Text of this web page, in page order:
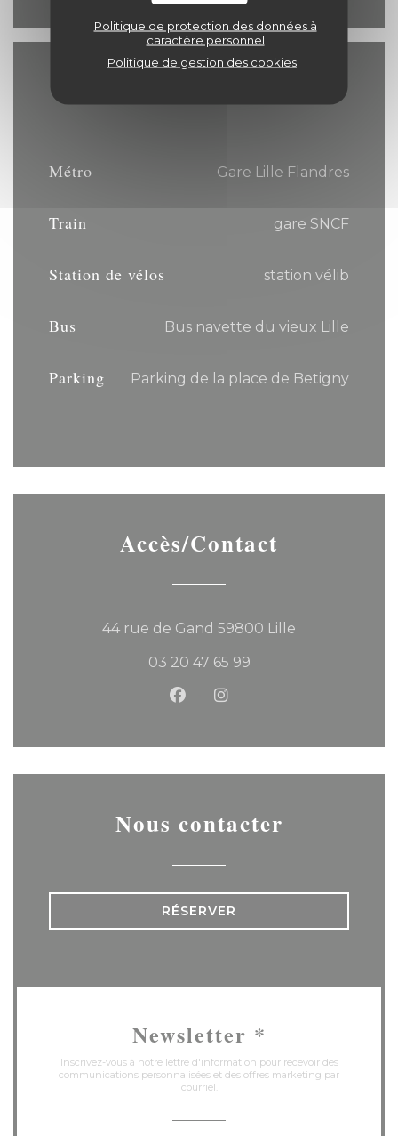
Politique de protection des données à
caractère personnel
Politique de gestion des cookies
Métro Gare Lille Flandres
Train gare SNCF
Station de vélos station vélib
Bus Bus navette du vieux Lille
Parking Parking de la place de Betigny
Accès/Contact
44 rue de Gand 59800 Lille
03 20 47 65 99
Facebook ((ouvre une
Instagram ((ouvre
Nous contacter
RÉSERVER
Newsletter *
Inscrivez-vous à notre lettre d'information pour recevoir des
communications personnalisées et des offres marketing par
courriel.